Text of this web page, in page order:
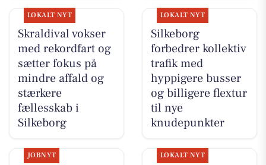
LOKALT NYT
Skraldival vokser
med rekordfart og
sætter fokus på
mindre affald og
stærkere
fællesskab i
Silkeborg
LOKALT NYT
Silkeborg
forbedrer kollektiv
trafik med
hyppigere busser
og billigere flextur
til nye
knudepunkter
JOBNYT LOKALT NYT